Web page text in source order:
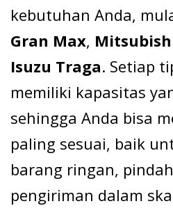
kebutuhan Anda,
Gran Max,
Isuzu Traga. Setiap
memiliki kapasitas
sehingga Anda bisa
paling sesuai, baik
barang ringan,
pengiriman dalam